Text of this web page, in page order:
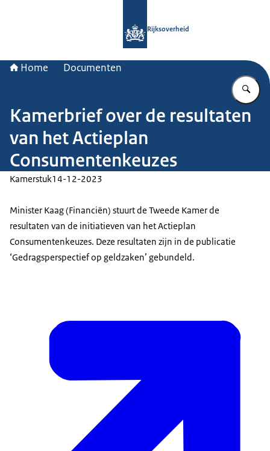
Rijksoverheid
Home Documenten
Kamerbrief over de resultaten
van het Actieplan
Consumentenkeuzes
Kamerstuk14-12-2023
Minister Kaag (Financiën) stuurt de Tweede Kamer de
resultaten van de initiatieven van het Actieplan
Consumentenkeuzes. Deze resultaten zijn in de publicatie
‘Gedragsperspectief op geldzaken’ gebundeld.